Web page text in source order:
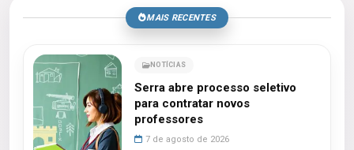
MAIS RECENTES
NOTÍCIAS
Serra abre processo seletivo
para contratar novos
professores
7 de agosto de 2026